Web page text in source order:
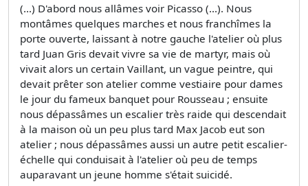
(...) D'abord nous allâmes voir Picasso (...). Nous
montâmes quelques marches et nous franchîmes la
porte ouverte, laissant à notre gauche l'atelier où plus
tard Juan Gris devait vivre sa vie de martyr, mais où
vivait alors un certain Vaillant, un vague peintre, qui
devait prêter son atelier comme vestiaire pour dames
le jour du fameux banquet pour Rousseau ; ensuite
nous dépassâmes un escalier très raide qui descendait
à la maison où un peu plus tard Max Jacob eut son
atelier ; nous dépassâmes aussi un autre petit escalier-
échelle qui conduisait à l'atelier où peu de temps
auparavant un jeune homme s'était suicidé.